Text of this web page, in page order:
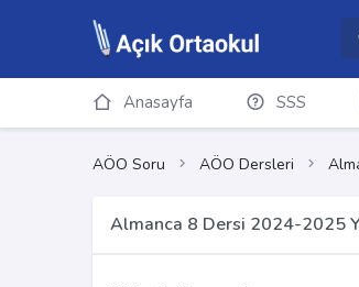
Anasayfa SSS
AÖO Soru AÖO Dersleri
Almanca 8 Dersi 2024-2025